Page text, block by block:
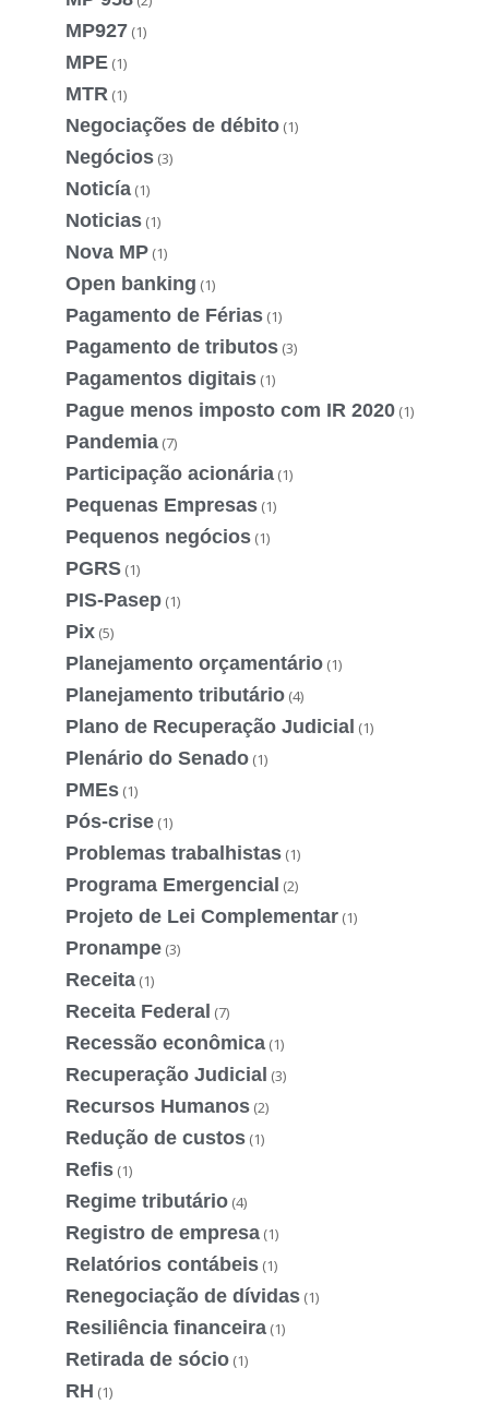
MP927 (1)
MPE (1)
MTR (1)
Negociações de débito (1)
Negócios (3)
Noticía (1)
Noticias (1)
Nova MP (1)
Open banking (1)
Pagamento de Férias (1)
Pagamento de tributos (3)
Pagamentos digitais (1)
Pague menos imposto com IR 2020 (1)
Pandemia (7)
Participação acionária (1)
Pequenas Empresas (1)
Pequenos negócios (1)
PGRS (1)
PIS-Pasep (1)
Pix (5)
Planejamento orçamentário (1)
Planejamento tributário (4)
Plano de Recuperação Judicial (1)
Plenário do Senado (1)
PMEs (1)
Pós-crise (1)
Problemas trabalhistas (1)
Programa Emergencial (2)
Projeto de Lei Complementar (1)
Pronampe (3)
Receita (1)
Receita Federal (7)
Recessão econômica (1)
Recuperação Judicial (3)
Recursos Humanos (2)
Redução de custos (1)
Refis (1)
Regime tributário (4)
Registro de empresa (1)
Relatórios contábeis (1)
Renegociação de dívidas (1)
Resiliência financeira (1)
Retirada de sócio (1)
RH (1)